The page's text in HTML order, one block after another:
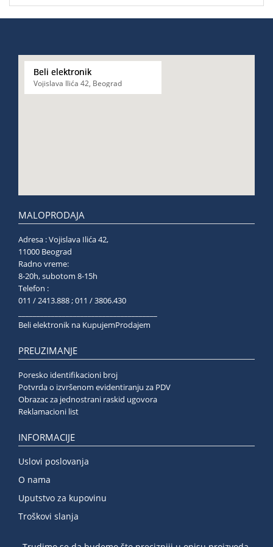
Beli elektronik
Vojislava Ilića 42, Beograd
MALOPRODAJA
Adresa : Vojislava Ilića 42,
11000 Beograd
Radno vreme:
8-20h, subotom 8-15h
Telefon :
011 / 2413.888 ; 011 / 3806.430
Beli elektronik na KupujemProdajem
PREUZIMANJE
Poresko identifikacioni broj
Potvrda o izvršenom evidentiranju za PDV
Obrazac za jednostrani raskid ugovora
Reklamacioni list
INFORMACIJE
Uslovi poslovanja
O nama
Uputstvo za kupovinu
Troškovi slanja